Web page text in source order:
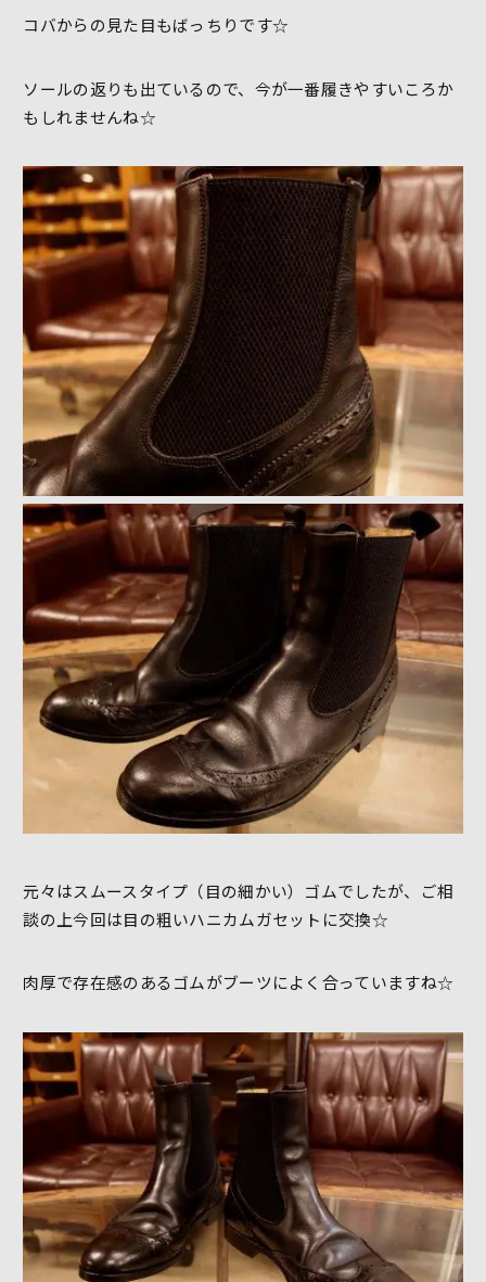
コバからの見た目もばっちりです☆
ソールの返りも出ているので、今が一番履きやすいころか
もしれませんね☆
元々はスムースタイプ（目の細かい）ゴムでしたが、ご相
談の上今回は目の粗いハニカムガセットに交換☆
肉厚で存在感のあるゴムがブーツによく合っていますね☆